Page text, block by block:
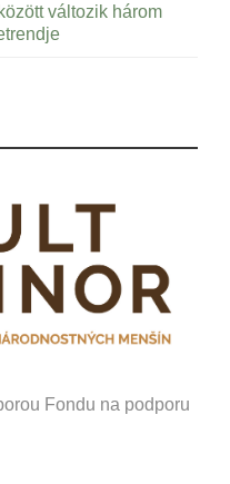
változik három
Fondu na podporu